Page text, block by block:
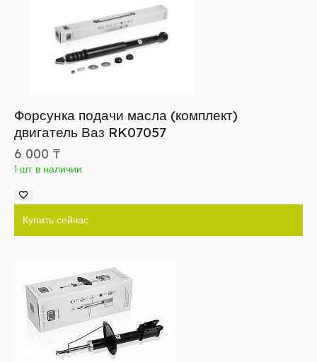
Форсунка подачи масла (комплект)
двигатель Ваз RK07057
6 000 ₸
1 шт в наличии
Купить сейчас